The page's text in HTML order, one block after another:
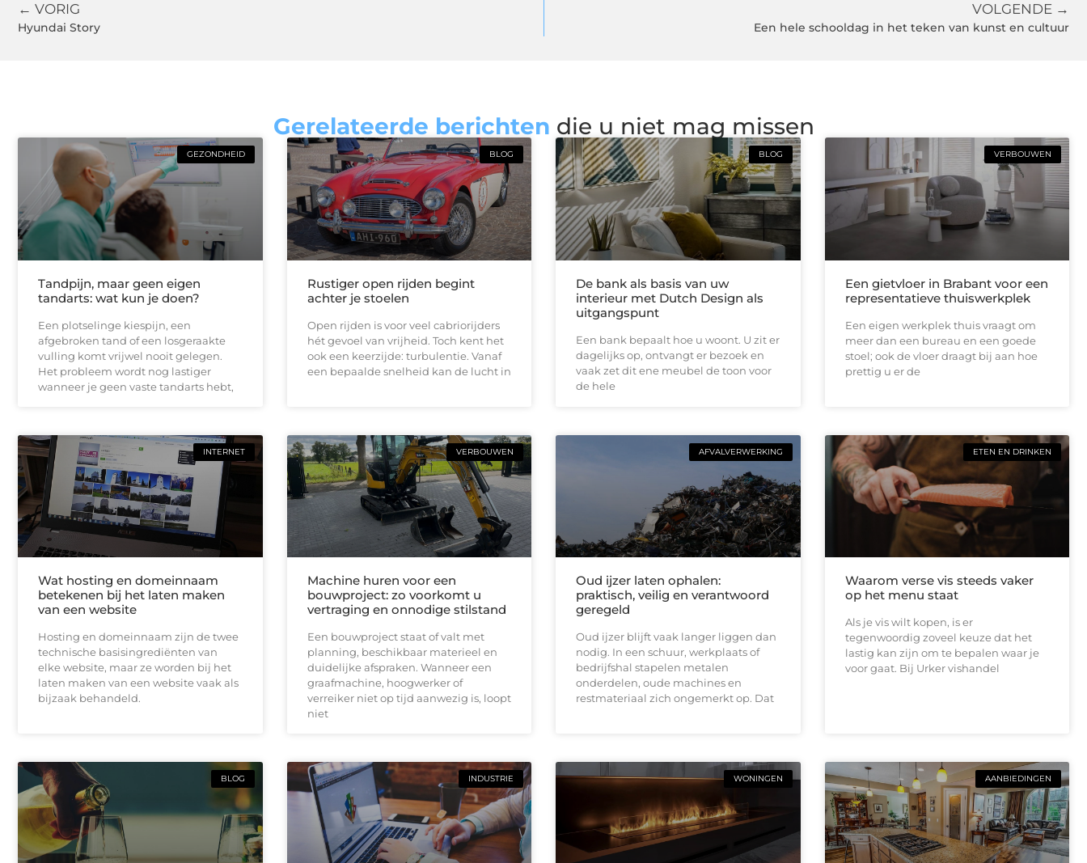
← VORIG
Hyundai Story
VOLGENDE →
Een hele schooldag in het teken van kunst en cultuur
Gerelateerde berichten die u niet mag missen
GEZONDHEID
Tandpijn, maar geen eigen
tandarts: wat kun je doen?
Een plotselinge kiespijn, een
afgebroken tand of een losgeraakte
vulling komt vrijwel nooit gelegen.
Het probleem wordt nog lastiger
wanneer je geen vaste tandarts hebt,
BLOG
Rustiger open rijden begint
achter je stoelen
Open rijden is voor veel cabriorijders
hét gevoel van vrijheid. Toch kent het
ook een keerzijde: turbulentie. Vanaf
een bepaalde snelheid kan de lucht in
BLOG
De bank als basis van uw
interieur met Dutch Design als
uitgangspunt
Een bank bepaalt hoe u woont. U zit er
dagelijks op, ontvangt er bezoek en
vaak zet dit ene meubel de toon voor
de hele
VERBOUWEN
Een gietvloer in Brabant voor een
representatieve thuiswerkplek
Een eigen werkplek thuis vraagt om
meer dan een bureau en een goede
stoel; ook de vloer draagt bij aan hoe
prettig u er de
INTERNET
Wat hosting en domeinnaam
betekenen bij het laten maken
van een website
Hosting en domeinnaam zijn de twee
technische basisingrediënten van
elke website, maar ze worden bij het
laten maken van een website vaak als
bijzaak behandeld.
VERBOUWEN
Machine huren voor een
bouwproject: zo voorkomt u
vertraging en onnodige stilstand
Een bouwproject staat of valt met
planning, beschikbaar materieel en
duidelijke afspraken. Wanneer een
graafmachine, hoogwerker of
verreiker niet op tijd aanwezig is, loopt
niet
AFVALVERWERKING
Oud ijzer laten ophalen:
praktisch, veilig en verantwoord
geregeld
Oud ijzer blijft vaak langer liggen dan
nodig. In een schuur, werkplaats of
bedrijfshal stapelen metalen
onderdelen, oude machines en
restmateriaal zich ongemerkt op. Dat
ETEN EN DRINKEN
Waarom verse vis steeds vaker
op het menu staat
Als je vis wilt kopen, is er
tegenwoordig zoveel keuze dat het
lastig kan zijn om te bepalen waar je
voor gaat. Bij Urker vishandel
BLOG INDUSTRIE WONINGEN AANBIEDINGEN